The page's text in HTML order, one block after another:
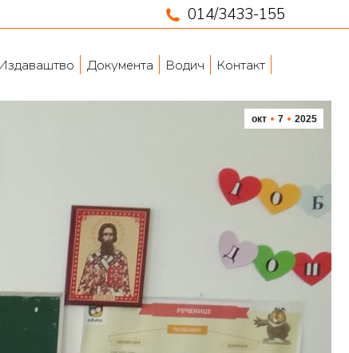
014/3433-155
Издаваштво Документа Водич Контакт
окт 7 2025